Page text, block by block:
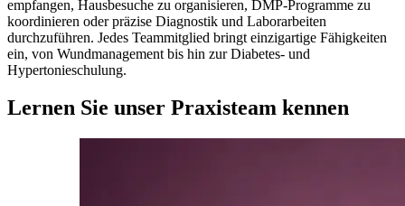
empfangen, Hausbesuche zu organisieren, DMP-Programme zu
koordinieren oder präzise Diagnostik und Laborarbeiten
durchzuführen. Jedes Teammitglied bringt einzigartige Fähigkeiten
ein, von Wundmanagement bis hin zur Diabetes- und
Hypertonieschulung.
Lernen Sie unser Praxisteam kennen